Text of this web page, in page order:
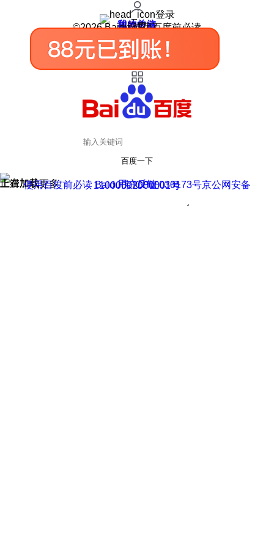
登录
我的关注
我的收藏
皮肤中心
用户反馈
设置
©2026 Baidu 使用百度前必读
百度一下
正在加载
上滑加载更多 用户反馈
使用百度前必读 Baidu 京ICP证030173号
京公网安备11000002000001号